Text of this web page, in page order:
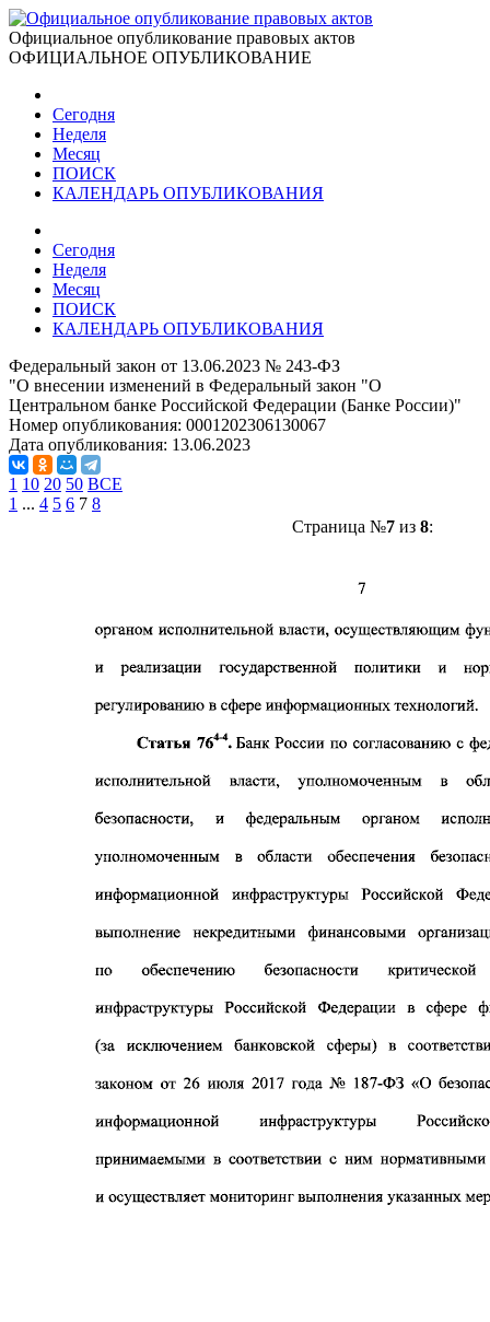
Официальное опубликование правовых актов
ОФИЦИАЛЬНОЕ ОПУБЛИКОВАНИЕ
Сегодня
Неделя
Месяц
ПОИСК
КАЛЕНДАРЬ ОПУБЛИКОВАНИЯ
Сегодня
Неделя
Месяц
ПОИСК
КАЛЕНДАРЬ ОПУБЛИКОВАНИЯ
Федеральный закон от 13.06.2023 № 243-ФЗ
"О внесении изменений в Федеральный закон "О
Центральном банке Российской Федерации (Банке России)"
Номер опубликования: 0001202306130067
Дата опубликования: 13.06.2023
1 10 20 50 ВСЕ
1 ... 4 5 6 7 8
Страница №7из 8: